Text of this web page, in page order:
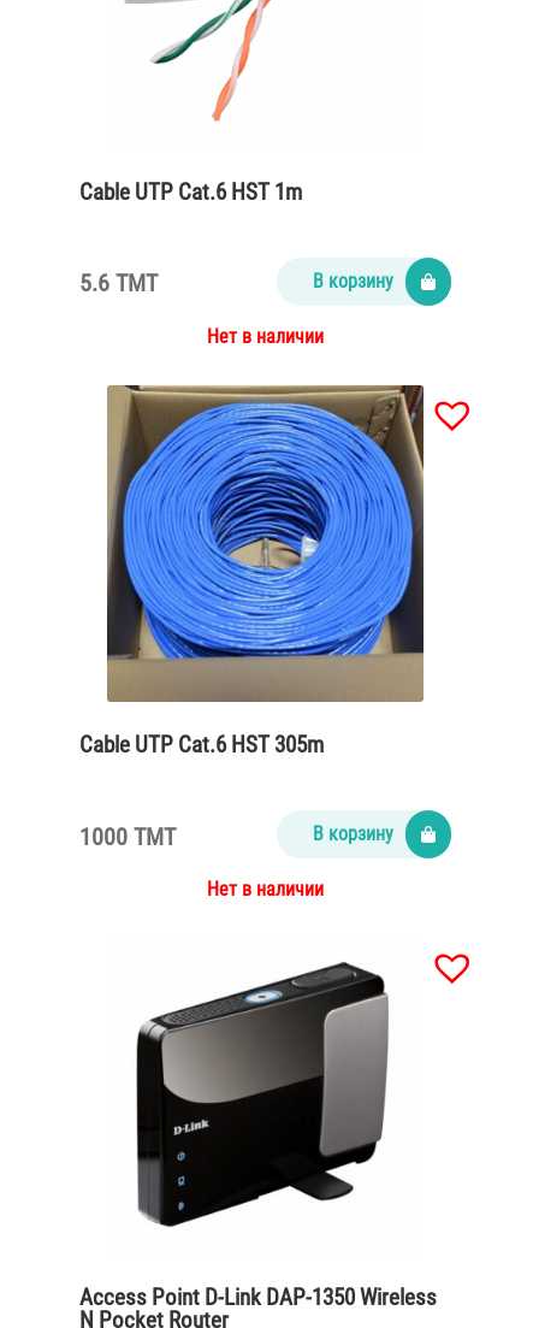
Cable UTP Cat.6 HST 1m
5.6 TMT В корзину
Нет в наличии
Cable UTP Cat.6 HST 305m
1000 TMT В корзину
Нет в наличии
Access Point D-Link DAP-1350 Wireless
N Pocket Router